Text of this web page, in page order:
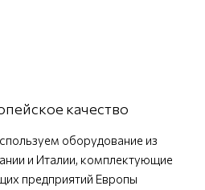
качество
оборудование из
и Италии, комплектующие
предприятий Европы